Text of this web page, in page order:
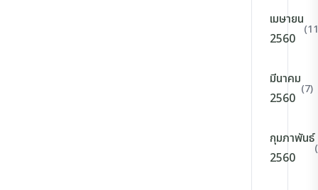
เมษายน
2560
มีนาคม
2560
(7)
กุมภาพันธ์
2560